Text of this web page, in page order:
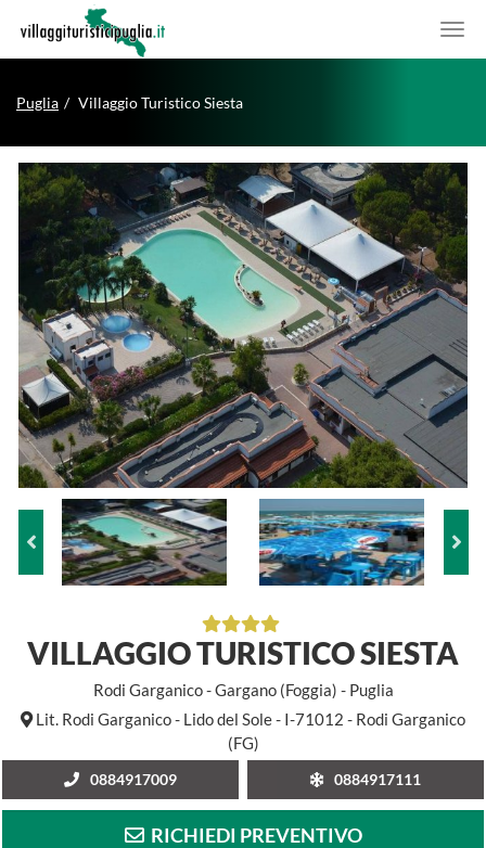
Puglia Villaggio Turistico Siesta
VILLAGGIO TURISTICO SIESTA
Rodi Garganico - Gargano (Foggia) - Puglia
Lit. Rodi Garganico - Lido del Sole - I-71012 - Rodi Garganico
(FG)
0884917009 0884917111
RICHIEDI PREVENTIVO